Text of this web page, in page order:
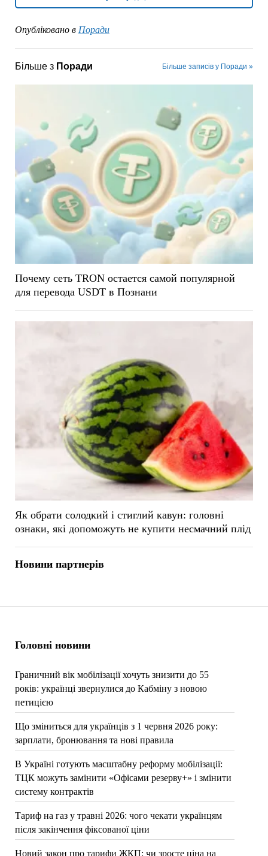
Головні новини
Граничний вік мобілізації хочуть знизити до 55
років: українці звернулися до Кабміну з новою
петицією
Що зміниться для українців з 1 червня 2026 року:
зарплати, бронювання та нові правила
В Україні готують масштабну реформу мобілізації:
ТЦК можуть замінити «Офісами резерву+» і змінити
систему контрактів
Тариф на газ у травні 2026: чого чекати українцям
після закінчення фіксованої ціни
Новий закон про тарифи ЖКП: чи зросте ціна на
Опубліковано в Поради
Більше з Поради Більше записів у Поради »
Почему сеть TRON остается самой популярной
для перевода USDT в Познани
Як обрати солодкий і стиглий кавун: головні
ознаки, які допоможуть не купити несмачний плід
Новини партнерів